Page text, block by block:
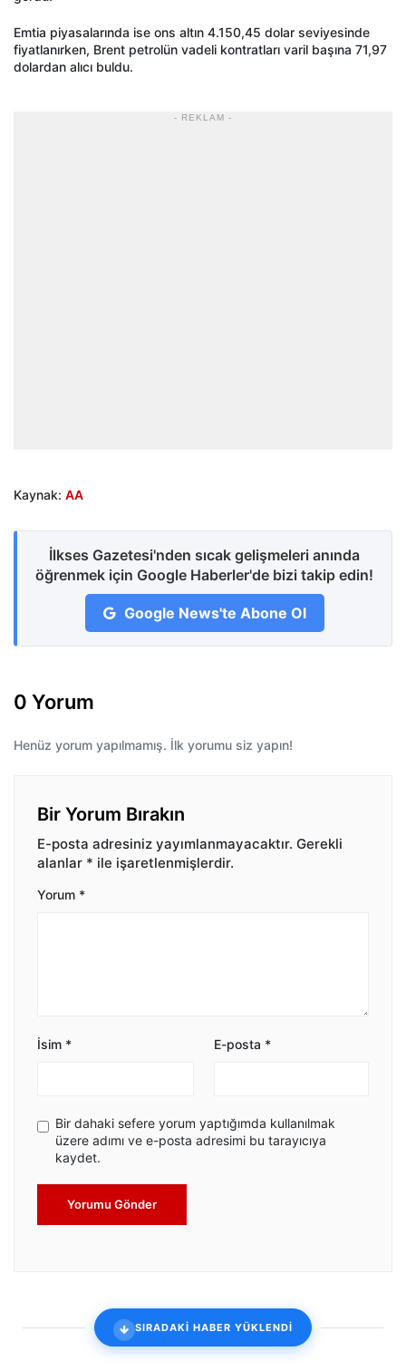
Emtia piyasalarında ise ons altın 4.150,45 dolar seviyesinde
fiyatlanırken, Brent petrolün vadeli kontratları varil başına 71,97
dolardan alıcı buldu.
- REKLAM -
Kaynak: AA
İlkses Gazetesi'nden sıcak gelişmeleri anında
öğrenmek için Google Haberler'de bizi takip edin!
Google News'te Abone Ol
0 Yorum
Henüz yorum yapılmamış. İlk yorumu siz yapın!
Bir Yorum Bırakın
E-posta adresiniz yayımlanmayacaktır. Gerekli
alanlar * ile işaretlenmişlerdir.
Yorum *
İsim * E-posta *
Bir dahaki sefere yorum yaptığımda kullanılmak
üzere adımı ve e-posta adresimi bu tarayıcıya
kaydet.
Yorumu Gönder
SIRADAKİ HABER YÜKLENDİ